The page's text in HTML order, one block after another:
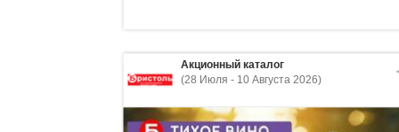
Акционный каталог
(28 Июля - 10 Августа 2026)